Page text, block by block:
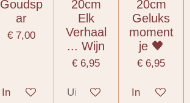
Goudsp
ar
€ 7,00
In winkelwagen
20cm
Elk
Verhaal
... Wijn
€ 6,95
Uitverkocht
20cm
Geluks
moment
je 🖤
€ 6,95
In